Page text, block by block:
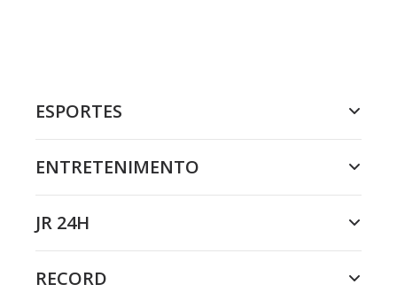
ESPORTES
ENTRETENIMENTO
JR 24H
RECORD